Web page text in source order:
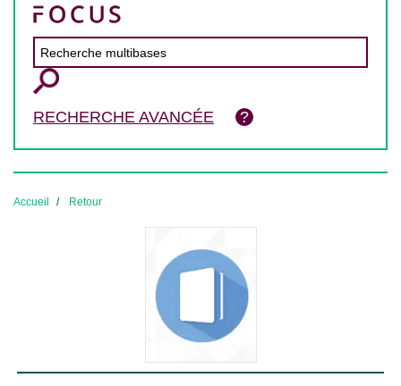
RECHERCHE AVANCÉE
Accueil Retour